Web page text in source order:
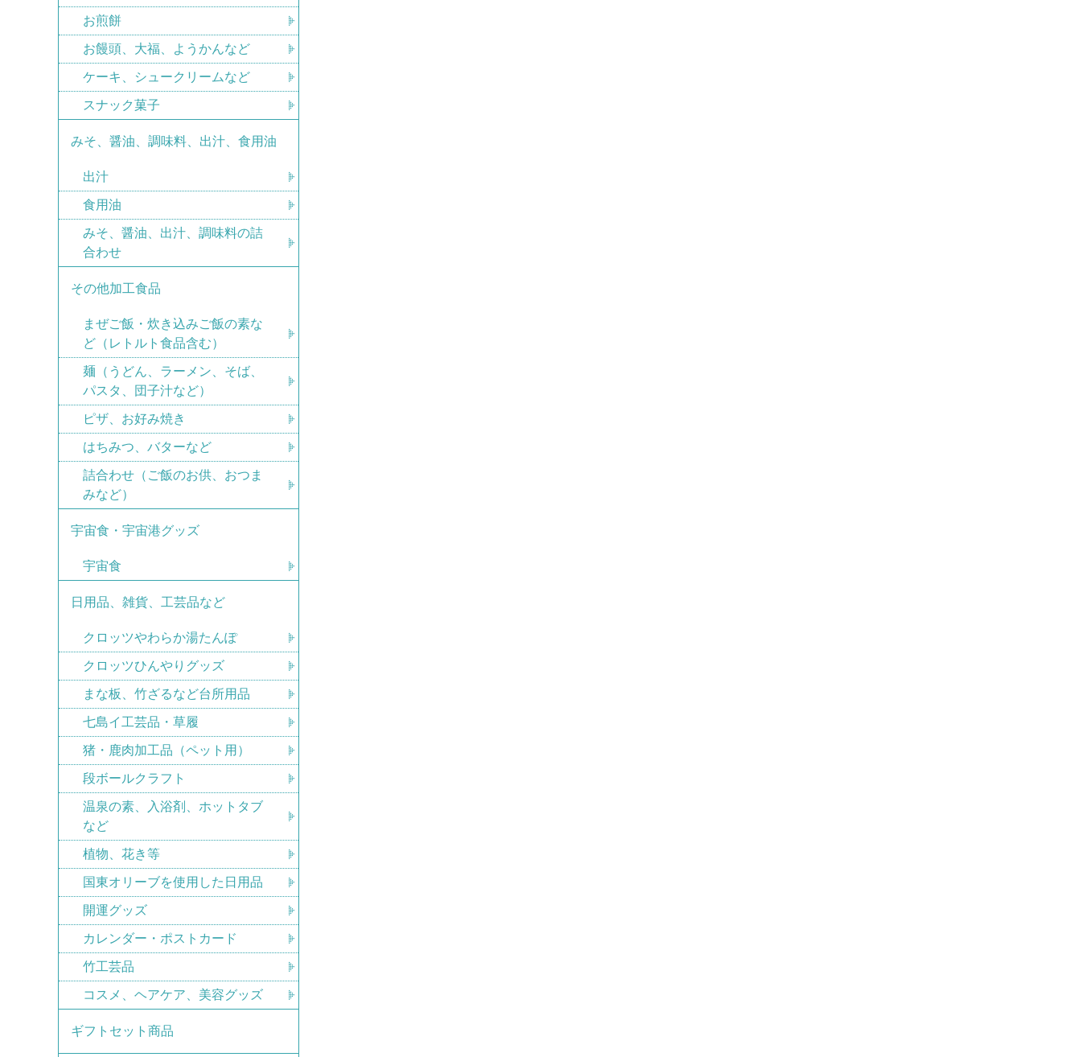
お煎餅
お饅頭、大福、ようかんなど
ケーキ、シュークリームなど
スナック菓子
みそ、醤油、調味料、出汁、食用油
出汁
食用油
みそ、醤油、出汁、調味料の詰
合わせ
その他加工食品
まぜご飯・炊き込みご飯の素な
ど（レトルト食品含む）
麺（うどん、ラーメン、そば、
パスタ、団子汁など）
ピザ、お好み焼き
はちみつ、バターなど
詰合わせ（ご飯のお供、おつま
みなど）
宇宙食・宇宙港グッズ
宇宙食
日用品、雑貨、工芸品など
クロッツやわらか湯たんぽ
クロッツひんやりグッズ
まな板、竹ざるなど台所用品
七島イ工芸品・草履
猪・鹿肉加工品（ペット用）
段ボールクラフト
温泉の素、入浴剤、ホットタブ
など
植物、花き等
国東オリーブを使用した日用品
開運グッズ
カレンダー・ポストカード
竹工芸品
コスメ、ヘアケア、美容グッズ
ギフトセット商品